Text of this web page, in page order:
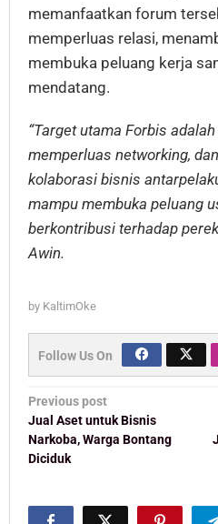
memanfaatkan forum
memperluas relasi,
membuka peluang kerja
mendatang.
“Target utama Forbis
memperluas networking,
kolaborasi bisnis
mampu membuka peluang
berkontribusi terhadap
Awin.
by KaltimOke
Follow Us On
Post
navigation
Previous post
Jual Aset untuk Bisnis
Narkoba, Warga Bontang
Diciduk